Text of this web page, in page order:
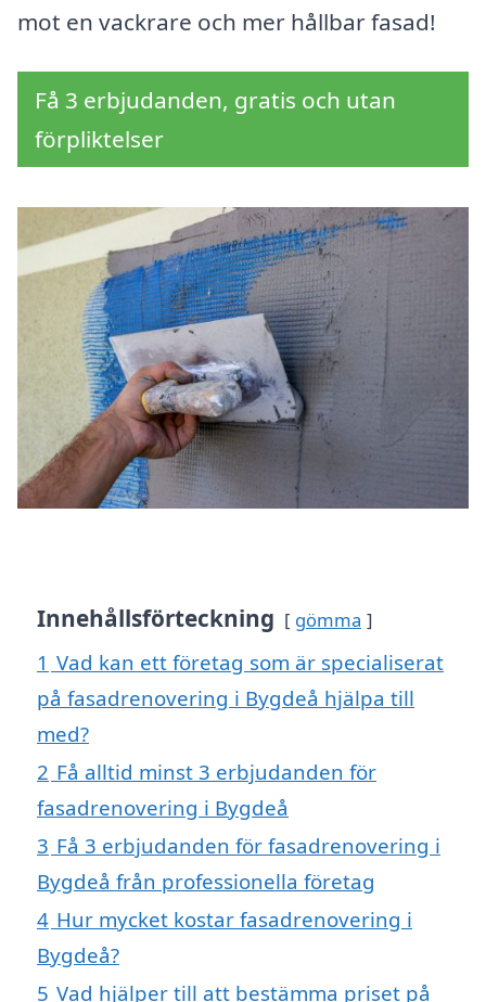
mot en vackrare och mer hållbar fasad!
Få 3 erbjudanden, gratis och utan
förpliktelser
Innehållsförteckning gömma
1 Vad kan ett företag som är specialiserat
på fasadrenovering i Bygdeå hjälpa till
med?
2 Få alltid minst 3 erbjudanden för
fasadrenovering i Bygdeå
3 Få 3 erbjudanden för fasadrenovering i
Bygdeå från professionella företag
4 Hur mycket kostar fasadrenovering i
Bygdeå?
5 Vad hjälper till att bestämma priset på